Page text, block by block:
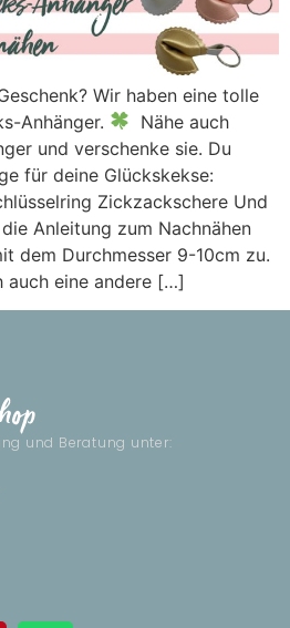
Wir haben eine tolle
Anhänger.
Nähe auch
und verschenke sie. Du
für deine Glückskekse:
Zickzackschere Und
Anleitung zum Nachnähen
dem Durchmesser 9-10cm zu.
auch eine andere […]
und Beratung unter: